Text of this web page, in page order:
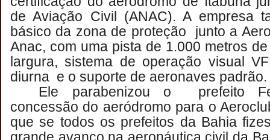
de Aviação Civil (ANAC). A empresa
básico da zona de proteção junto a
Anac, com uma pista de 1.000 metros
largura, sistema de operação visual
diurna e o suporte de aeronaves padrão.
Ele parabenizou o prefeito
concessão do aeródromo para o
que se todos os prefeitos da Bahia